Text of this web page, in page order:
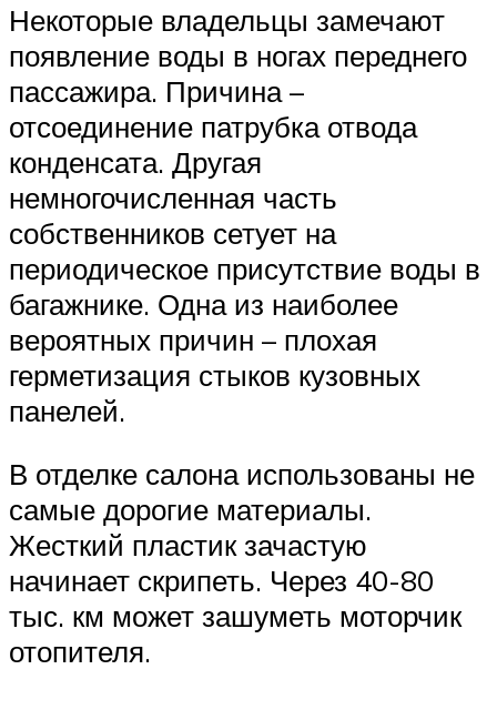
Некоторые владельцы замечают
появление воды в ногах переднего
пассажира. Причина –
отсоединение патрубка отвода
конденсата. Другая
немногочисленная часть
собственников сетует на
периодическое присутствие воды в
багажнике. Одна из наиболее
вероятных причин – плохая
герметизация стыков кузовных
панелей.
В отделке салона использованы не
самые дорогие материалы.
Жесткий пластик зачастую
начинает скрипеть. Через 40-80
тыс. км может зашуметь моторчик
отопителя.